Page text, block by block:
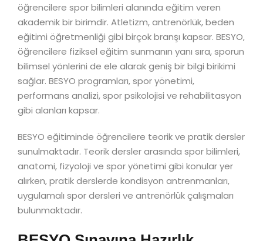
öğrencilere spor bilimleri alanında eğitim veren
akademik bir birimdir. Atletizm, antrenörlük, beden
eğitimi öğretmenliği gibi birçok branşı kapsar. BESYO,
öğrencilere fiziksel eğitim sunmanın yanı sıra, sporun
bilimsel yönlerini de ele alarak geniş bir bilgi birikimi
sağlar. BESYO programları, spor yönetimi,
performans analizi, spor psikolojisi ve rehabilitasyon
gibi alanları kapsar.
BESYO eğitiminde öğrencilere teorik ve pratik dersler
sunulmaktadır. Teorik dersler arasında spor bilimleri,
anatomi, fizyoloji ve spor yönetimi gibi konular yer
alırken, pratik derslerde kondisyon antrenmanları,
uygulamalı spor dersleri ve antrenörlük çalışmaları
bulunmaktadır.